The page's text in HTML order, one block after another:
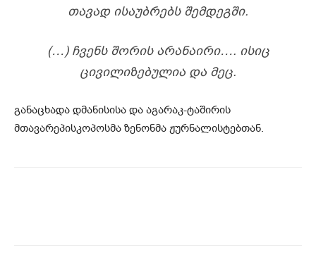
ᲗᲐᲕᲐᲓ ᲘᲡᲐᲣᲑᲠᲔᲑᲡ ᲨᲔᲛᲓᲔᲒᲨᲘ.
(…) ᲩᲕᲔᲜᲡ ᲨᲝᲠᲘᲡ ᲐᲠᲐᲜᲐᲘᲠᲘ…. ᲘᲡᲘᲪ
ᲪᲘᲕᲘᲚᲘᲖᲔᲑᲣᲚᲘᲐ ᲓᲐ ᲛᲔᲪ.
განაცხადა დმანისისა და აგარაკ-ტაშირის
მთავარეპისკოპოსმა ზენონმა ჟურნალისტებთან.